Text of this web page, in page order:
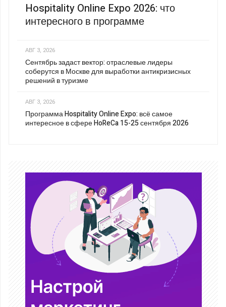
Hospitality Online Expo 2026: что
интересного в программе
АВГ 3, 2026
Сентябрь задаст вектор: отраслевые лидеры
соберутся в Москве для выработки антикризисных
решений в туризме
АВГ 3, 2026
Программа Hospitality Online Expo: всё самое
интересное в сфере HoReCa 15-25 сентября 2026